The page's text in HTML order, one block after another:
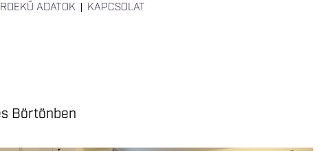
ADATOK KAPCSOLAT
Börtönben